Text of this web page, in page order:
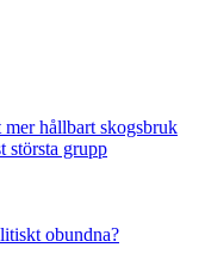
hållbart skogsbruk
största grupp
obundna?